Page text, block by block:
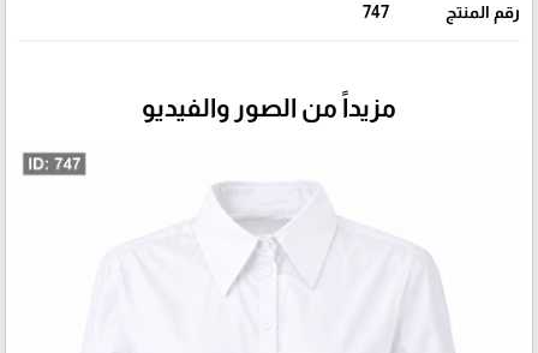
رقم المنتج 747
مزيداً من الصور والفيديو